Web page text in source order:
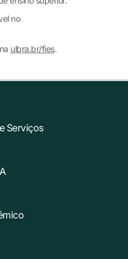
no
ulbra.br/fies.
Serviços